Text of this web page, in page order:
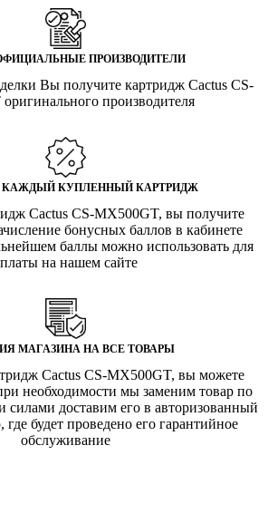
ПРОИЗВОДИТЕЛИ
Вы получите картридж Cactus CS-
производителя
КАЖДЫЙ КУПЛЕННЫЙ КАРТРИДЖ
Cactus CS-MX500GT, вы получите
бонусных баллов в кабинете
баллы можно использовать для
на нашем сайте
МАГАЗИНА НА ВСЕ ТОВАРЫ
Cactus CS-MX500GT, вы можете
необходимости мы заменим товар по
силами доставим его в авторизованный
будет проведено его гарантийное
обслуживание